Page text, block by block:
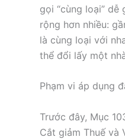
gọi “cùng loại”
rộng hơn nhiều:
là cùng loại với
thể đổi lấy một
Phạm vi áp dụng
Trước đây, Mục
Cắt giảm Thuế và